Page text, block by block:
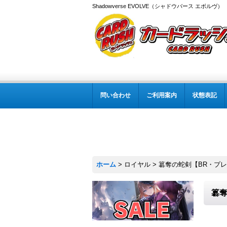
Shadowverse EVOLVE（シャドウバース エボルヴ
問い合わせ ご利用案内 状態表記
ホーム > ロイヤル > 簒奪の蛇剣【BR・プ
簒